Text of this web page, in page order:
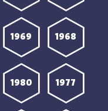
1968
1969
1977
1980